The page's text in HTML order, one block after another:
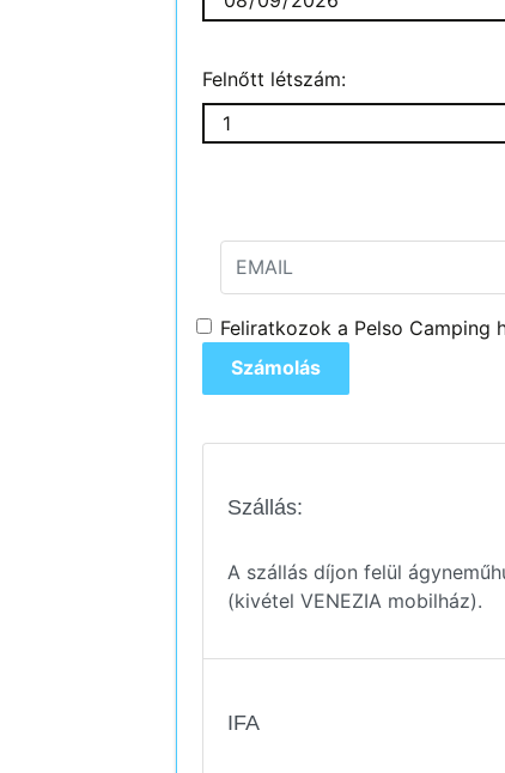
Felnőtt létszám:
Feliratkozok a Pelso Camping
Szállás:
A szállás díjon felül
(kivétel VENEZIA mobilház).
IFA